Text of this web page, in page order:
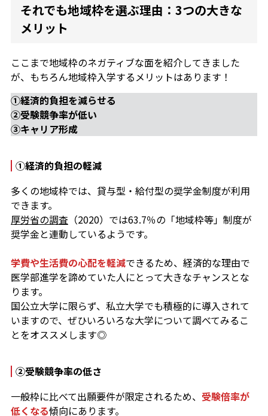
それでも地域枠を選ぶ理由：3つの大きな
メリット
ここまで地域枠のネガティブな面を紹介してきました
が、もちろん地域枠入学するメリットはあります！
①経済的負担を減らせる
②受験競争率が低い
③キャリア形成
①経済的負担の軽減
多くの地域枠では、貸与型・給付型の奨学金制度が利用
できます。
厚労省の調査（2020）では63.7％の「地域枠等」制度が
奨学金と連動しているようです。
学費や生活費の心配を軽減できるため、経済的な理由で
医学部進学を諦めていた人にとって大きなチャンスとな
ります。
国公立大学に限らず、私立大学でも積極的に導入されて
いますので、ぜひいろいろな大学について調べてみるこ
とをオススメします◎
②受験競争率の低さ
一般枠に比べて出願要件が限定されるため、 受験倍率が
低くなる傾向にあります。